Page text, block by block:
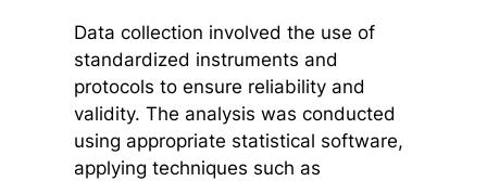
Data collection involved the use of
standardized instruments and
protocols to ensure reliability and
validity. The analysis was conducted
using appropriate statistical software,
applying techniques such as